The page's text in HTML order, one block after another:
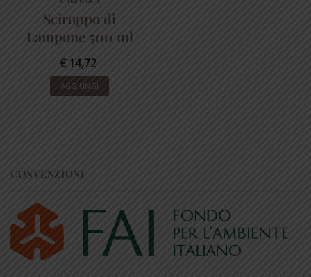
Sciroppo di
Lampone 500 ml
€14,72
AGGIUNGI
CONVENZIONI